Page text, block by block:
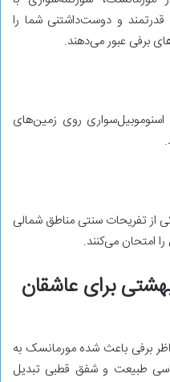
و دوست‌داشتنی شما را
برفی عبور می‌دهند.
روی زمین‌های
از تفریحات سنتی مناطق شمالی
امتحان می‌کنند.
برای عاشقان
برفی باعث شده مورمانسک به
طبیعت و شفق قطبی تبدیل